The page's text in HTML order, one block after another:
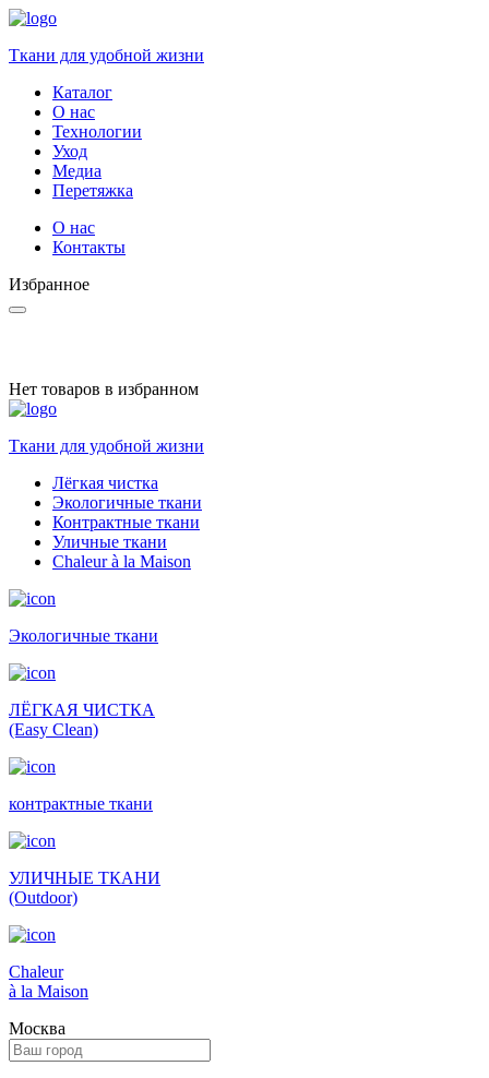
Ткани для удобной жизни
Каталог
О нас
Технологии
Уход
Медиа
Перетяжка
О нас
Контакты
Избранное
Нет товаров в избранном
Ткани для удобной жизни
Лёгкая чистка
Экологичные ткани
Контрактные ткани
Уличные ткани
Сhaleur à la Maison
Экологичные ткани
ЛЁГКАЯ ЧИСТКА
(Easy Clean)
контрактные ткани
УЛИЧНЫЕ ТКАНИ
(Outdoor)
Сhaleur
à la Maison
Москва